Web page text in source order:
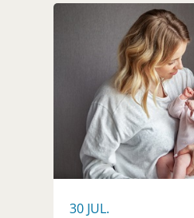
30 JUL.